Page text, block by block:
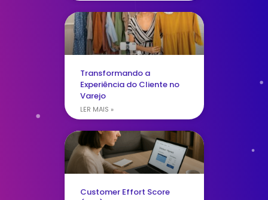
Transformando a
Experiência do Cliente no
Varejo
LER MAIS »
Customer Effort Score